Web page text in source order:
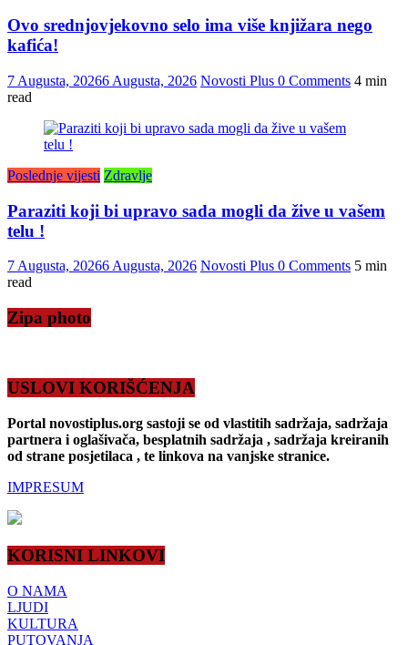
Ovo srednjovjekovno selo ima više knjižara nego
kafića!
7 Augusta, 20266 Augusta, 2026 Novosti Plus 0 Comments 4 min
read
Poslednje vijesti Zdravlje
Paraziti koji bi upravo sada mogli da žive u vašem
telu !
7 Augusta, 20266 Augusta, 2026 Novosti Plus 0 Comments 5 min
read
Zipa photo
USLOVI KORIŠĆENJA
Portal novostiplus.org sastoji se od vlastitih sadržaja, sadržaja
partnera i oglašivača, besplatnih sadržaja , sadržaja kreiranih
od strane posjetilaca , te linkova na vanjske stranice.
IMPRESUM
KORISNI LINKOVI
O NAMA
LJUDI
KULTURA
PUTOVANJA